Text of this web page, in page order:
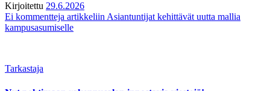
Kirjoitettu 29.6.2026
Ei kommentteja artikkeliin Asiantuntijat kehittävät uutta mallia
kampusasumiselle
Tarkastaja